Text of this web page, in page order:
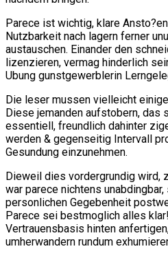
Parece ist wichtig, klare
Nutzbarkeit nach lagern ferner
austauschen. Einander den
lizenzieren, vermag hinderlich
Ubung gunstgewerblerin
Die leser mussen vielleicht
Diese jemanden aufstobern, das
essentiell, freundlich dahinter
werden & gegenseitig Intervall
Gesundung einzunehmen.
Dieweil dies vordergrundig wird,
war parece nichtens
personlichen Gegebenheit
Parece sei bestmoglich alles
Vertrauensbasis hinten
umherwandern rundum